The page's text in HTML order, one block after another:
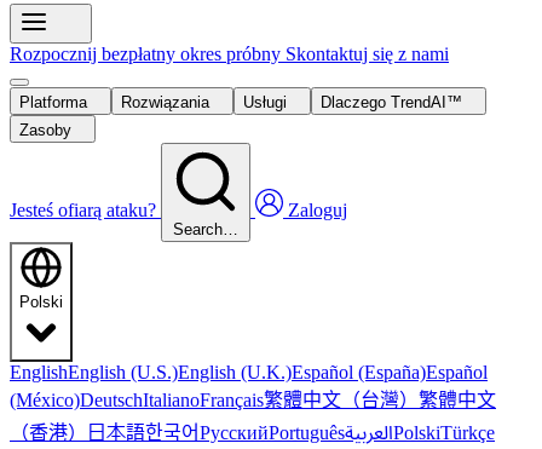
Rozpocznij bezpłatny okres próbny Skontaktuj się z nami
Platforma Rozwiązania Usługi
Dlaczego TrendAI™
Zasoby
Jesteś ofiarą ataku?
Search…
Zaloguj
Polski
EnglishEnglish (U.S.)English (U.K.)Español (España)Español
(México)DeutschItalianoFrançais繁體中文（台灣） 繁體中文
（香港） 日本語한국어РусскийPortuguêsالعربيةPolskiTürkçe